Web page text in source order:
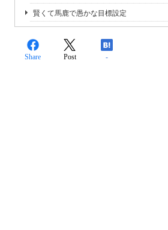
賢くて馬鹿で愚かな目標設定
Share Post -